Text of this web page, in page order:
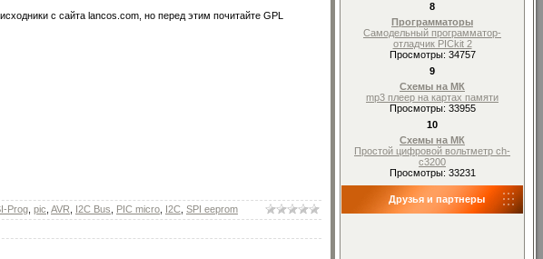
с сайта lancos.com, но перед этим почитайте GPL
Prog pic AVR I2C Bus PIC micro I2C SPI eeprom
8
Программаторы
Самодельный программатор-
отладчик PICkit 2
Просмотры: 34757
9
Схемы на МК
mp3 плеер на картах памяти
Просмотры: 33955
10
Схемы на МК
Простой цифровой вольтметр ch-
c3200
Просмотры: 33231
Друзья и партнеры